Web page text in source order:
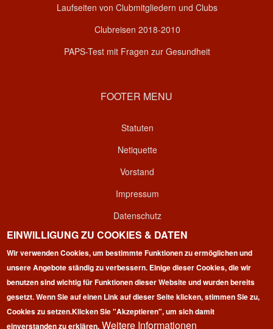
Laufseiten von Clubmitgliedern und Clubs
Clubreisen 2018-2010
PAPS-Test mit Fragen zur Gesundheit
FOOTER MENU
Statuten
Netiquette
Vorstand
Impressum
Datenschutz
Kontakt
Login
EINWILLIGUNG ZU COOKIES & DATEN
Wir verwenden Cookies, um bestimmte Funktionen zu ermöglichen und
unsere Angebote ständig zu verbessern. Einige dieser Cookies, die wir
benutzen sind wichtig für Funktionen dieser Website und wurden bereits
gesetzt. Wenn Sie auf einen Link auf dieser Seite klicken, stimmen Sie zu,
Cookies zu setzen.Klicken Sie "Akzeptieren", um sich damit
einverstanden zu erklären. Weitere Informationen